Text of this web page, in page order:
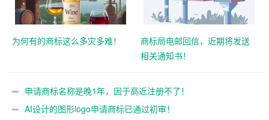
为何有的商标这么多灾多难！
商标局电邮回信，近期将发送
相关通知书！
申请商标名称是晚1年，因于高近注册不了！
AI设计的图形logo申请商标已通过初审！